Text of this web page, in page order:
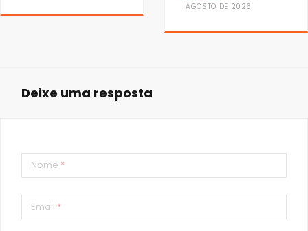
AGOSTO DE 2026
Deixe uma resposta
Nome *
Email *